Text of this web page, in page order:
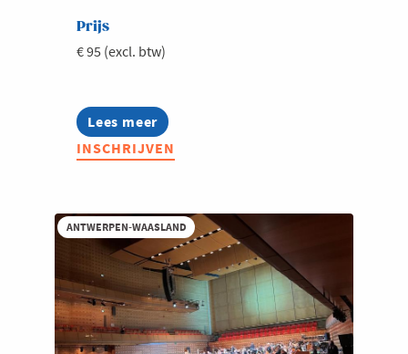
Prijs
€ 95 (excl. btw)
Lees meer
about
Communities
Connect
INSCHRIJVEN
ANTWERPEN-WAASLAND